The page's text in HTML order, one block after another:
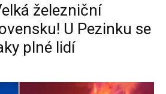
železniční
U Pezinku se
plné lidí